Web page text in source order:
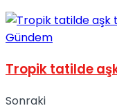
View All Result
Gündem
Tropik tatilde
Sonraki